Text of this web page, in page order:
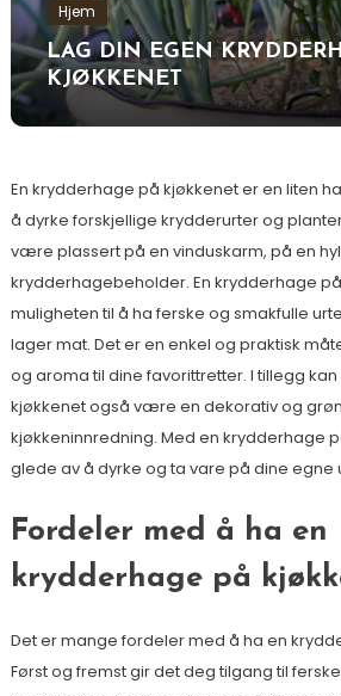
Hjem
LAG DIN EGEN
KJØKKENET
En krydderhage på kjøkkenet er en liten
å dyrke forskjellige krydderurter og
være plassert på en vinduskarm, på en
krydderhagebeholder. En krydderhage
muligheten til å ha ferske og smakfulle
lager mat. Det er en enkel og praktisk
og aroma til dine favorittretter. I tillegg
kjøkkenet også være en dekorativ og
kjøkkeninnredning. Med en krydderhage
glede av å dyrke og ta vare på dine egne
Fordeler med å ha en
krydderhage på
Det er mange fordeler med å ha en
Først og fremst gir det deg tilgang til